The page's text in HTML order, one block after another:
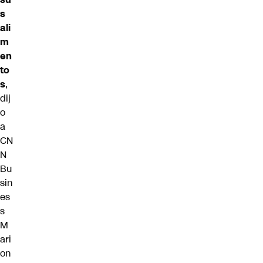
s
ali
m
en
to
s,
dij
o
a
CN
N
Bu
sin
es
s
M
ari
on